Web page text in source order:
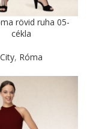
rövid ruha 05-
cékla
City, Róma